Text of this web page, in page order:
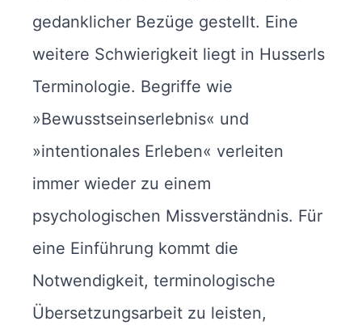
gedanklicher Bezüge gestellt. Eine
weitere Schwierigkeit liegt in Husserls
Terminologie. Begriffe wie
»Bewusstseinserlebnis« und
»intentionales Erleben« verleiten
immer wieder zu einem
psychologischen Missverständnis. Für
eine Einführung kommt die
Notwendigkeit, terminologische
Übersetzungsarbeit zu leisten,